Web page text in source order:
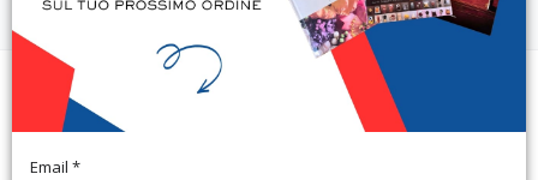
Il caso della zampata selvaggia. Le
incredibili avventure di Margottina
Email *